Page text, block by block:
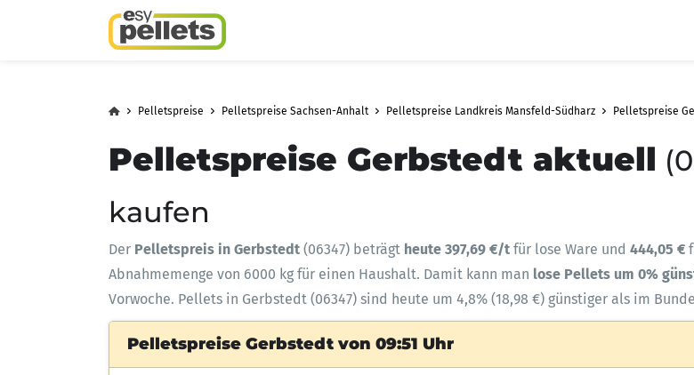
Pelletspreise Pelletspreise Sachsen-Anhalt Pelletspreise Landkreis Mansfeld-Südharz Pelletspreise
Pelletspreise Gerbstedt aktuell
kaufen
Der Pelletspreis in Gerbstedt (06347) beträgt heute 397,69 €/t für lose Ware und 444,05 €
Abnahmemenge von 6000 kg für einen Haushalt. Damit kann man lose Pellets um 0%
Vorwoche. Pellets in Gerbstedt (06347) sind heute um 4,8% (18,98 €) günstiger als im
Pelletspreise Gerbstedt von 09:51 Uhr